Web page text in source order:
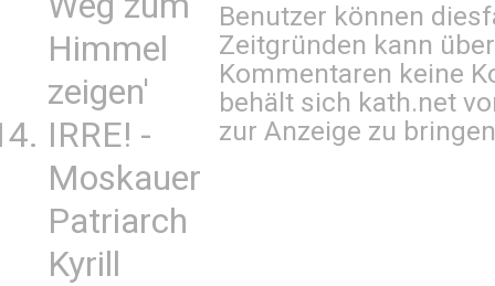
Himmel
zeigen'
IRRE! -
Moskauer
Patriarch
Kyrill
Benutzer können
Zeitgründen kann
Kommentaren keine
behält sich kath.net
zur Anzeige zu